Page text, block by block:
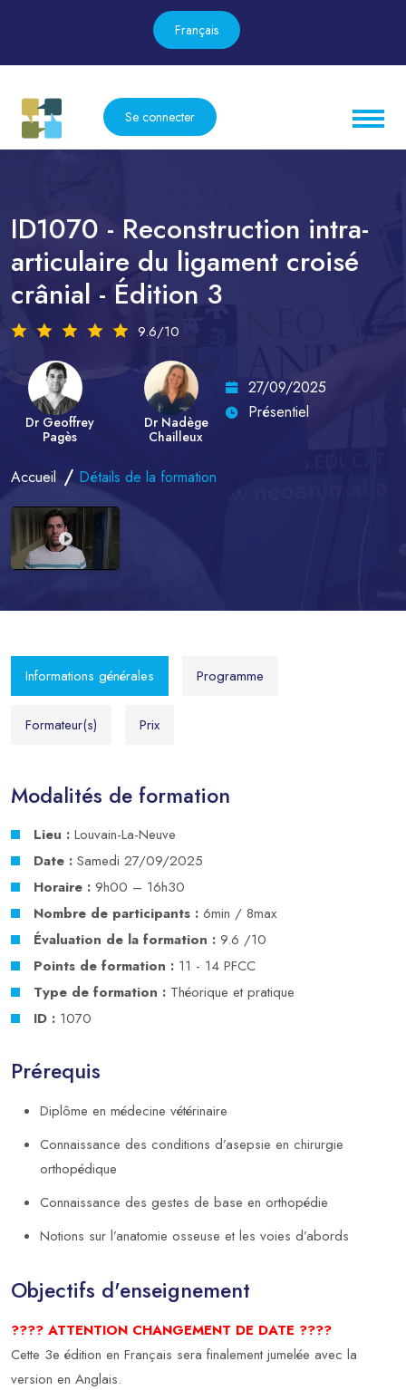
Français
Se connecter
ID1070 - Reconstruction intra-
articulaire du ligament croisé
crânial - Édition 3
9.6/10
Dr Geoffrey
Pagès
Dr Nadège
Chailleux
27/09/2025
Présentiel
Accueil Détails de la formation
Informations générales Programme
Formateur(s) Prix
Modalités de formation
Lieu : Louvain-La-Neuve
Date : Samedi 27/09/2025
Horaire : 9h00 – 16h30
Nombre de participants : 6min / 8max
Évaluation de la formation : 9.6 /10
Points de formation : 11 - 14 PFCC
Type de formation : Théorique et pratique
ID : 1070
Prérequis
Diplôme en médecine vétérinaire
Connaissance des conditions d’asepsie en chirurgie
orthopédique
Connaissance des gestes de base en orthopédie
Notions sur l’anatomie osseuse et les voies d’abords
Objectifs d'enseignement
????️ ATTENTION CHANGEMENT DE DATE ????️
Cette 3e édition en Français sera finalement jumelée avec la
version en Anglais.